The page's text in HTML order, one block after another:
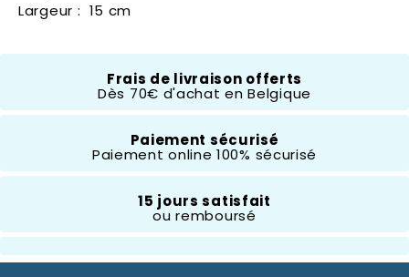
Largeur : 15 cm
Composition PVC
Blanche Neige
Frais de livraison offerts
Dès 70€ d'achat en Belgique
Paiement sécurisé
Paiement online 100% sécurisé
15 jours satisfait
ou remboursé